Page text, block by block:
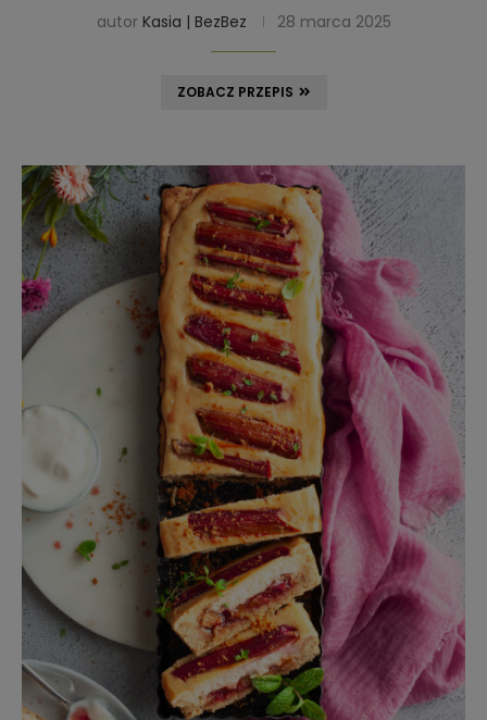
autor Kasia | BezBez 28 marca 2025
ZOBACZ PRZEPIS